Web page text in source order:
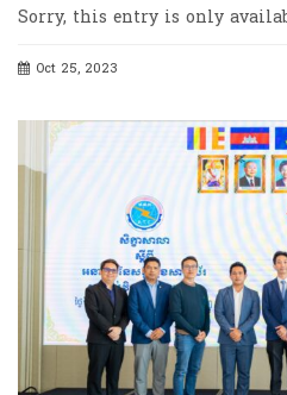
Sorry, this entry is only
Oct 25, 2023